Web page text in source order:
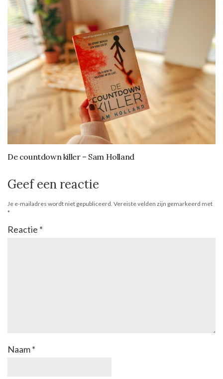
De countdown killer – Sam Holland
Geef een reactie
Je e-mailadres wordt niet gepubliceerd. Vereiste velden zijn gemarkeerd met
*
Reactie *
Naam*